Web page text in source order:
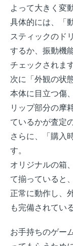
よって大きく変
具体的には、「
スティックのド
するか、振動機
チェックされます
次に「外観の状
本体に目立つ傷
リップ部分の摩
ているかが査定
さらに、「購入
す。
オリジナルの箱
て揃っていると
正常に動作し、
も完備されてい
お手持ちのゲー